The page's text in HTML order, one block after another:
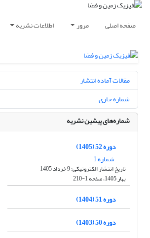
صفحه اصلی مرور اطلاعات نشریه
مقالات آماده انتشار
شماره جاری
شماره‌های پیشین نشریه
دوره 52 (1405)
شماره 1
تاریخ انتشار الکترونیکی: 9 خرداد 1405
بهار 1405، صفحه 1-210
دوره 51 (1404)
دوره 50 (1403)